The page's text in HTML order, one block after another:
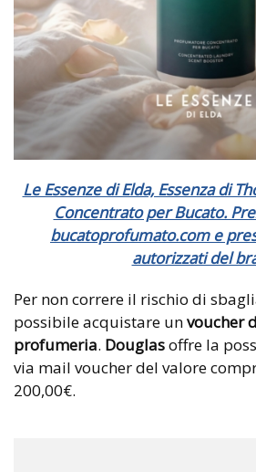
Le Essenze di Elda, Essenza di
Concentrato per Bucato.
bucatoprofumato.com e
autorizzati del
Per non correre il rischio di
possibile acquistare unvoucher
profumeria. Douglasoffre la
via mail voucher del valore
200,00€.